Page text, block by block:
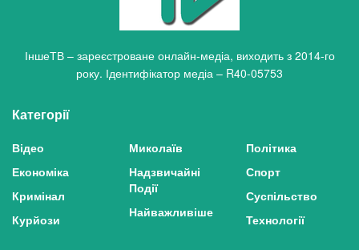
ІншеТВ – зареєстроване онлайн-медіа, виходить з 2014-го
року. Ідентифікатор медіа – R40-05753
Категорії
Відео
Економіка
Кримінал
Курйози
Миколаїв
Надзвичайні
Події
Найважливіше
Політика
Спорт
Суспільство
Технології